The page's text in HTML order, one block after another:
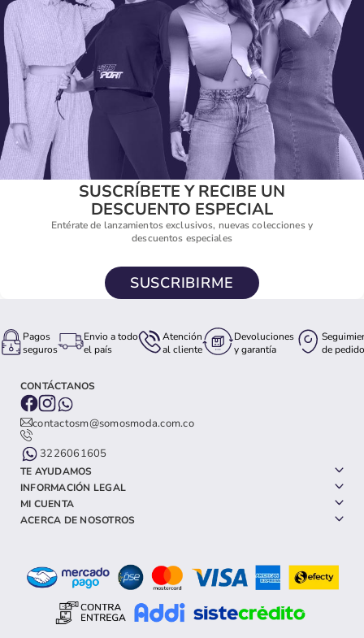
SUSCRÍBETE Y RECIBE UN
DESCUENTO ESPECIAL
Entérate de lanzamientos exclusivos, nuevas colecciones y
descuentos especiales
SUSCRIBIRME
Pagos
seguros
Envio a todo
el país
Atención
al cliente
Devoluciones
y garantía
de pedido
CONTÁCTANOS
contactosm@somosmoda.com.co
3226061605
TE AYUDAMOS
INFORMACIÓN LEGAL
MI CUENTA
ACERCA DE NOSOTROS